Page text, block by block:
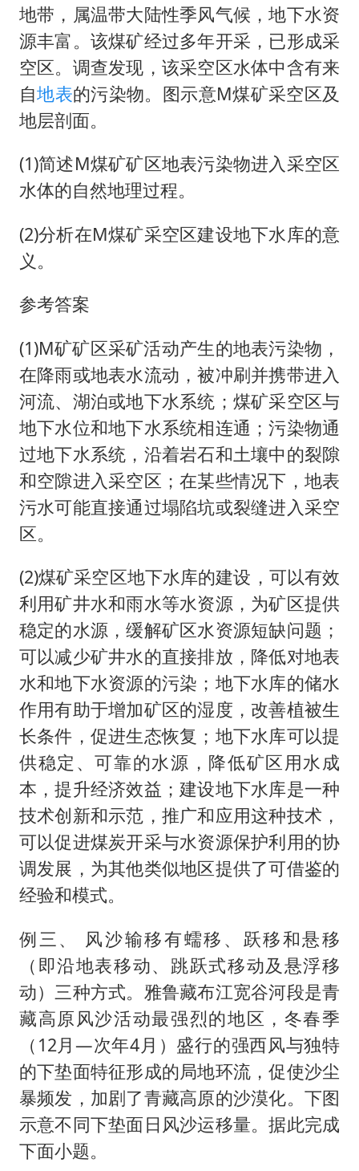
地带，属温带大陆性季风气候，地下水资
源丰富。该煤矿经过多年开采，已形成采
空区。调查发现，该采空区水体中含有来
自地表的污染物。图示意M煤矿采空区及
地层剖面。
(1)简述M煤矿矿区地表污染物进入采空区
水体的自然地理过程。
(2)分析在M煤矿采空区建设地下水库的意
义。
参考答案
(1)M矿矿区采矿活动产生的地表污染物，
在降雨或地表水流动，被冲刷并携带进入
河流、湖泊或地下水系统；煤矿采空区与
地下水位和地下水系统相连通；污染物通
过地下水系统，沿着岩石和土壤中的裂隙
和空隙进入采空区；在某些情况下，地表
污水可能直接通过塌陷坑或裂缝进入采空
区。
(2)煤矿采空区地下水库的建设，可以有效
利用矿井水和雨水等水资源，为矿区提供
稳定的水源，缓解矿区水资源短缺问题；
可以减少矿井水的直接排放，降低对地表
水和地下水资源的污染；地下水库的储水
作用有助于增加矿区的湿度，改善植被生
长条件，促进生态恢复；地下水库可以提
供稳定、可靠的水源，降低矿区用水成
本，提升经济效益；建设地下水库是一种
技术创新和示范，推广和应用这种技术，
可以促进煤炭开采与水资源保护利用的协
调发展，为其他类似地区提供了可借鉴的
经验和模式。
例三、 风沙输移有蠕移、跃移和悬移
（即沿地表移动、跳跃式移动及悬浮移
动）三种方式。雅鲁藏布江宽谷河段是青
藏高原风沙活动最强烈的地区，冬春季
（12月—次年4月）盛行的强西风与独特
的下垫面特征形成的局地环流，促使沙尘
暴频发，加剧了青藏高原的沙漠化。下图
示意不同下垫面日风沙运移量。据此完成
下面小题。